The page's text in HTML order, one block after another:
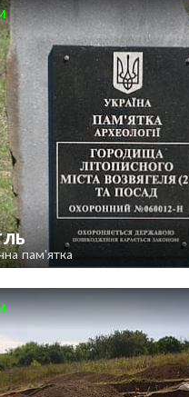
пам'ятка